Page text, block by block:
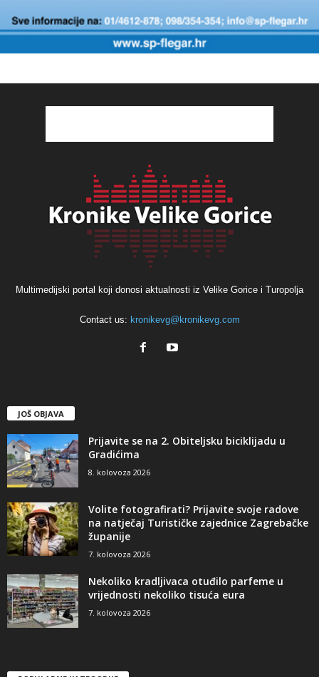
Multimedijski portal koji donosi aktualnosti iz Velike Gorice i Turopolja
Contact us: kronikevg@kronikevg.com
JOŠ OBJAVA
Prijavite se na 2. Obiteljsku biciklijadu u
Gradićima
8. kolovoza 2026
Volite fotografirati? Prijavite svoje radove
na natječaj Turističke zajednice Zagrebačke
županije
7. kolovoza 2026
Nekoliko kradljivaca otuđilo parfeme u
vrijednosti nekoliko tisuća eura
7. kolovoza 2026